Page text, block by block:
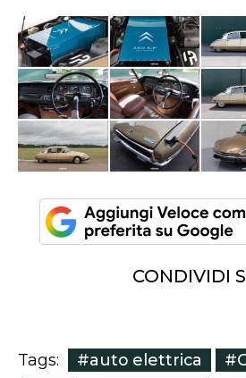
CONDIVIDI
Tags: #auto elettrica